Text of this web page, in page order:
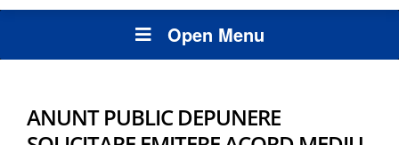
Open Menu
ANUNT PUBLIC DEPUNERE